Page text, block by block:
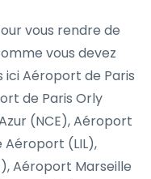
vous rendre de
vous devez
ici Aéroport de Paris
de Paris Orly
(NCE), Aéroport
Aéroport (LIL),
Aéroport Marseille